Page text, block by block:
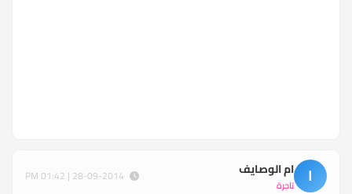
ا ام الوصايف
تاجرة